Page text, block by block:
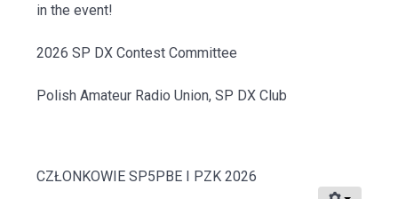
in the event!
2026 SP DX Contest Committee
Polish Amateur Radio Union, SP DX Club
CZŁONKOWIE SP5PBE I PZK 2026